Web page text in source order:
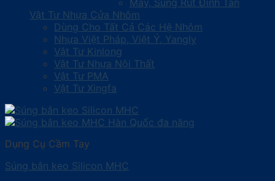
Máy, Súng Rút Đinh Tán
Vật Tư Nhựa Cửa Nhôm
Dùng Cho Tất Cả Các Hệ Nhôm
Nhựa Việt Pháp, Việt Ý, Yangly
Vật Tư Kinlong
Vật Tư Nhựa Nội Thất
Vật Tư PMA
Vật Tư Xingfa
Dụng Cụ Cầm Tay
Súng bắn keo Silicon MHC